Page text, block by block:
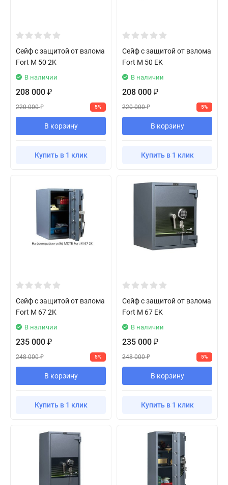
Сейф с защитой от взлома
Fort M 50 2K
В наличии
208 000 ₽
220 000₽ 5%
В корзину
Купить в 1 клик
Сейф с защитой от взлома
Fort M 50 EK
В наличии
208 000 ₽
220 000₽ 5%
В корзину
Купить в 1 клик
Сейф с защитой от взлома
Fort M 67 2K
В наличии
235 000 ₽
248 000₽ 5%
В корзину
Купить в 1 клик
Сейф с защитой от взлома
Fort M 67 EK
В наличии
235 000 ₽
248 000₽ 5%
В корзину
Купить в 1 клик